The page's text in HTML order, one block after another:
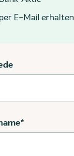
E-Mail erhalten